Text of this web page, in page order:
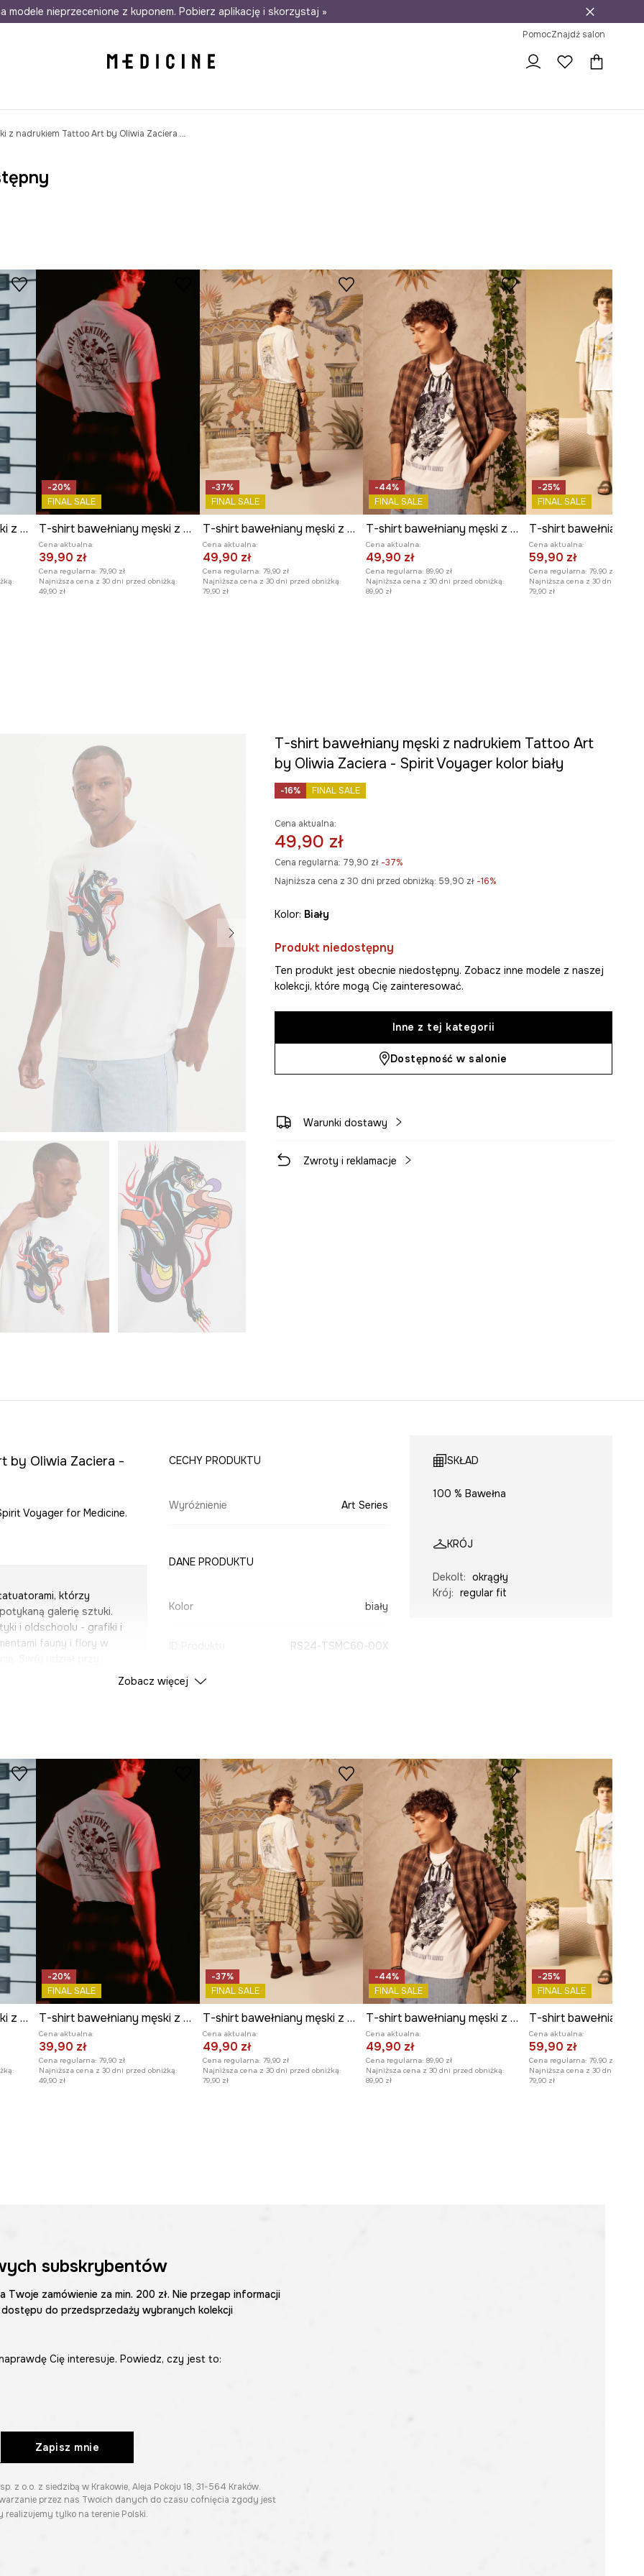
w 24h Darmowa dostawa do salonów 30 dni na zwrot
modele nieprzecenione z kuponem. Pobierz aplikację i skorzystaj »
PomocZnajdź salon
T-shirt bawełniany męski z nadrukiem Tattoo Art by Oliwia Zaciera - Spirit Voyager kolor biały
T-shirt bawełniany męski z elastanem z kolekcji Narodowy Instytut Fryderyka Chopina x Medicine
-20%
FINAL SALE
T-shirt bawełniany męski z kolekcji Valentine’s Day
Cena aktualna:
39,90 zł
Cena regularna: 79,90 zł
Najniższa cena z 30 dni przed obniżką:
49,90 zł
-37%
FINAL SALE
T-shirt bawełniany męski z kolekcji Lands of Legends – Avalon
Cena aktualna:
49,90 zł
Cena regularna: 79,90 zł
Najniższa cena z 30 dni przed obniżką:
79,90 zł
-44%
FINAL SALE
T-shirt bawełniany męski z kolekcji Lands of Legends – Asgard
Cena aktualna:
49,90 zł
Cena regularna: 89,90 zł
Najniższa cena z 30 dni przed obniżką:
89,90 zł
-25%
FINAL SALE
Cena aktualna:
59,90 zł
Cena regularna: 79,90 zł
Najniższa cena z 30 dni przed
79,90 zł
T-shirt bawełniany męski z nadrukiem Tattoo Art
by Oliwia Zaciera - Spirit Voyager kolor biały
-16% FINAL SALE
Cena aktualna:
49,90 zł
Cena regularna: 79,90 zł-37%
Najniższa cena z 30 dni przed obniżką: 59,90 zł -16%
Kolor: biały
Produkt niedostępny
Ten produkt jest obecnie niedostępny. Zobacz inne modele z naszej
kolekcji, które mogą Cię zainteresować.
Inne z tej kategorii
Dostępność w salonie
Warunki dostawy
Zwroty i reklamacje
by Oliwia Zaciera -
Voyager for Medicine.
którzy
galerię sztuki.
i oldschoolu - grafiki i
fauny i flory w
oldschool/newschool
Zaczęłam dziarać 10
spełniam się w mojej
wszechświat, dusze,
odważna paleta
i organiczne
CECHY PRODUKTU
Wyróżnienie Art Series
DANE PRODUKTU
Kolor biały
RS24-TSMC60-00X
SKŁAD
100 % Bawełna
KRÓJ
Dekolt: okrągły
Krój: regular fit
Zobacz więcej
T-shirt bawełniany męski z elastanem z kolekcji Narodowy Instytut Fryderyka Chopina x Medicine
-20%
FINAL SALE
T-shirt bawełniany męski z kolekcji Valentine’s Day
Cena aktualna:
39,90 zł
Cena regularna: 79,90 zł
Najniższa cena z 30 dni przed obniżką:
49,90 zł
-37%
FINAL SALE
T-shirt bawełniany męski z kolekcji Lands of Legends – Avalon
Cena aktualna:
49,90 zł
Cena regularna: 79,90 zł
Najniższa cena z 30 dni przed obniżką:
79,90 zł
-44%
FINAL SALE
T-shirt bawełniany męski z kolekcji Lands of Legends – Asgard
Cena aktualna:
49,90 zł
Cena regularna: 89,90 zł
Najniższa cena z 30 dni przed obniżką:
89,90 zł
-25%
FINAL SALE
Cena aktualna:
59,90 zł
Cena regularna: 79,90 zł
Najniższa cena z 30 dni przed
79,90 zł
subskrybentów
zamówienie za min. 200 zł. Nie przegap informacji
do przedsprzedaży wybranych kolekcji
Cię interesuje. Powiedz, czy jest to:
Zapisz mnie
o.o. z siedzibą w Krakowie, Aleja Pokoju 18, 31-564 Kraków.
przez nas Twoich danych do czasu cofnięcia zgody jest
realizujemy tylko na terenie Polski.